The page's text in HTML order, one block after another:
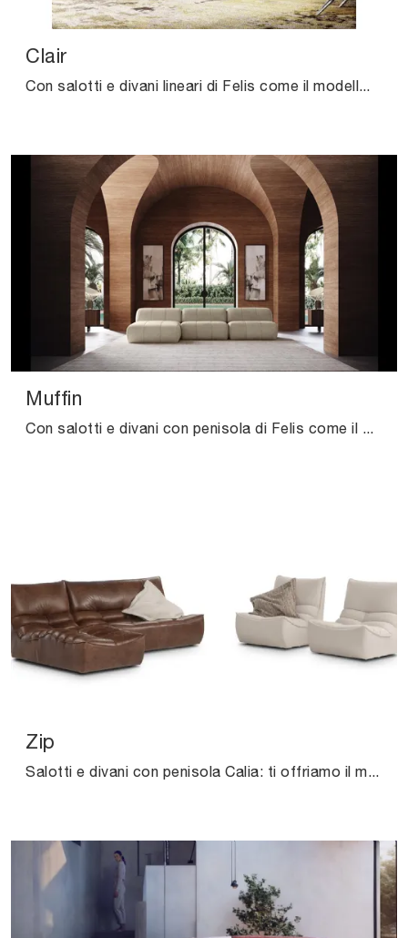
Clair
Muffin
Con salotti e divani con penisola di Felis come il modello Muffin in tessuto, potrai completare il tuo progetto d'arredo.
Zip
Salotti e divani con penisola Calia: ti offriamo il modello Zip in pelle per valorizzare il living.